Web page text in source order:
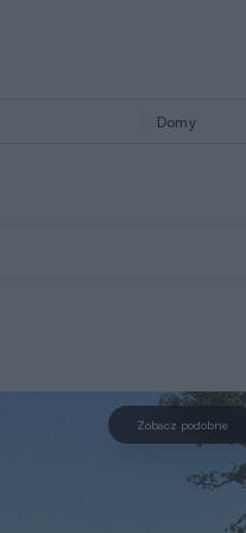
Zobacz podobne